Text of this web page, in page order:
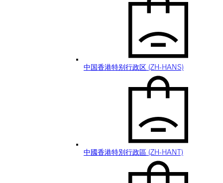
中国香港特别行政区 (ZH-HANS)
中國香港特別行政區 (ZH-HANT)